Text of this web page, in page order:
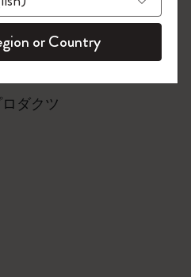
並び替え
ダクツ
員登録 !
or Country